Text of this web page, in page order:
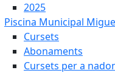
2025
Piscina Municipal
Cursets
Abonaments
Cursets per a